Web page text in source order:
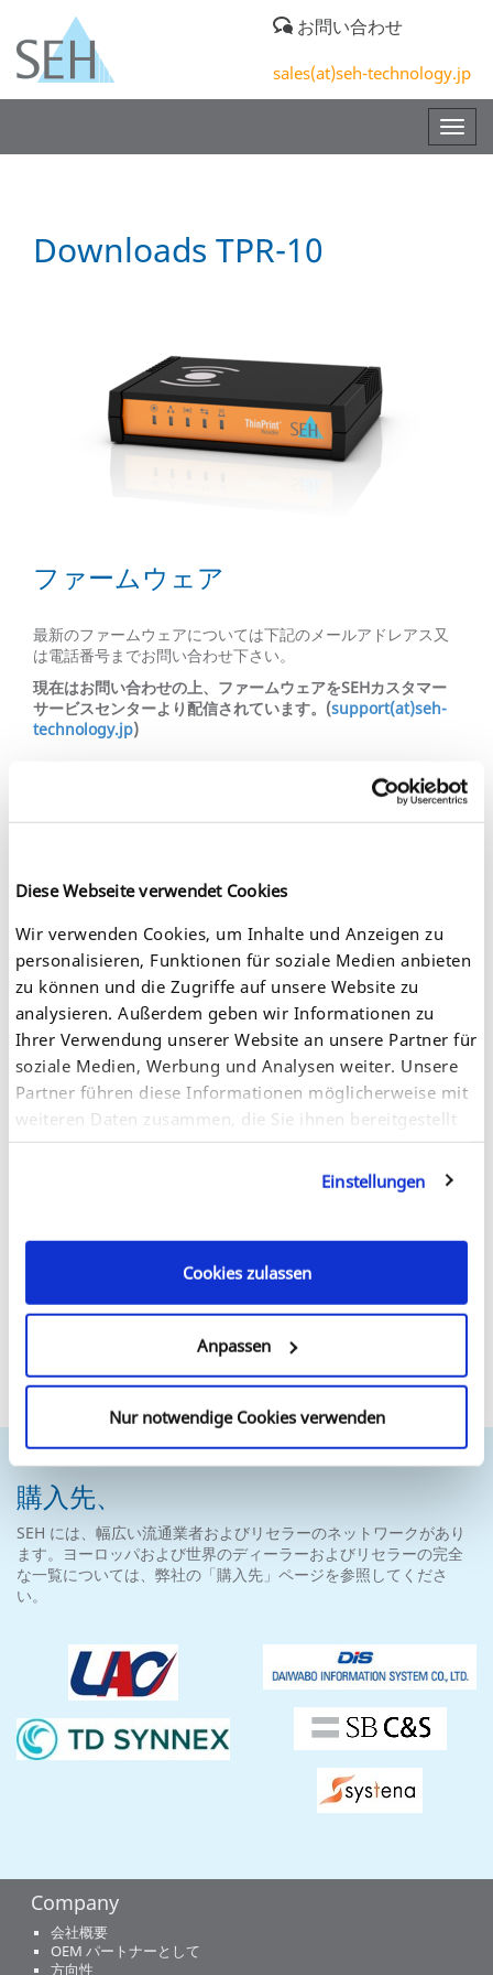
Diese Webseite verwendet Cookies
Wir verwenden Cookies, um Inhalte und Anzeigen zu
personalisieren, Funktionen für soziale Medien anbieten
zu können und die Zugriffe auf unsere Website zu
analysieren. Außerdem geben wir Informationen zu
Ihrer Verwendung unserer Website an unsere Partner für
soziale Medien, Werbung und Analysen weiter. Unsere
Partner führen diese Informationen möglicherweise mit
weiteren Daten zusammen, die Sie ihnen bereitgestellt
haben oder die sie im Rahmen Ihrer Nutzung der
Dienste gesammelt haben. Sie geben Einwilligung zu
unseren Cookies, wenn Sie unsere Webseite weiterhin
Einstellungen
Cookies zulassen
Anpassen
Nur notwendige Cookies verwenden
お問い合わせ
sales(at)seh-technology.jp
Downloads TPR-10
ファームウェア
最新のファームウェアについては下記のメールアドレアス又
は電話番号までお問い合わせ下さい。
現在はお問い合わせの上、ファームウェアをSEHカスタマー
サービスセンターより配信されています。(support(at)seh-
technology.jp)
ら入手できます。
TPR User Manual Version 1.3, Released: 2016-11-11
TPR-10 Quick Installation Guide Version 1.6, Released:
2014-09-09
ツール
優れたソリューションを提供していくには、弊社のインスト
ール管理ツールを継続して開発、最適化していくことが不可
欠であると考えています。また、弊社の製品をシンプルにイ
ンストールし、透明性があり時間を節約できる形で管理して
ールを定期的に更新し、ダウンロードしてご利用いただける
ユーティリティ
ここには、ネットワークの監視と製品の構成を容易にするた
sehpsrv_1.167.zip
購入先、
SEH には、幅広い流通業者およびリセラーのネットワークがあり
ます。ヨーロッパおよび世界のディーラーおよびリセラーの完全
な一覧については、弊社の「購入先」ページを参照してくださ
い。
Company
会社概要
OEM パートナーとして
方向性